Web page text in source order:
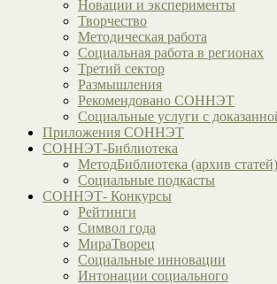
Новации и эксперименты
Творчество
Методическая работа
Социальная работа в регионах
Третий сектор
Размышления
Рекомендовано СОННЭТ
Социальные услуги с
Приложения СОННЭТ
СОННЭТ-Библиотека
МетодБиблиотека (архив статей)
Социальные подкасты
СОННЭТ- Конкурсы
Рейтинги
Символ года
МираТворец
Социальные инновации
Интонации социального